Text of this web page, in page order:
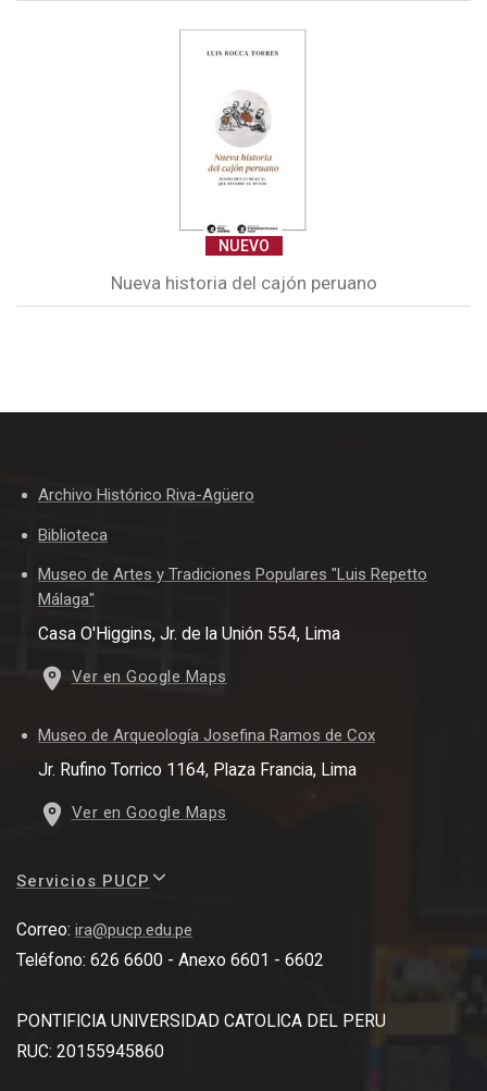
NUEVO
Nueva historia del cajón peruano
Archivo Histórico Riva-Agüero
Biblioteca
Museo de Artes y Tradiciones Populares "Luis Repetto
Málaga"
Casa O'Higgins, Jr. de la Unión 554, Lima
Ver en Google Maps
Museo de Arqueología Josefina Ramos de Cox
Jr. Rufino Torrico 1164, Plaza Francia, Lima
Ver en Google Maps
Servicios PUCP
Correo: ira@pucp.edu.pe
Teléfono: 626 6600 - Anexo 6601 - 6602
PONTIFICIA UNIVERSIDAD CATOLICA DEL PERU
RUC: 20155945860